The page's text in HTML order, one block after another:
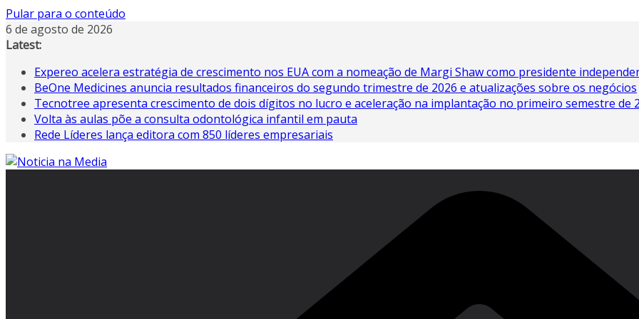
Pular para o conteúdo
6 de agosto de 2026
Latest:
Expereo acelera estratégia de crescimento nos EUA com a nomeação de Margi Shaw como presidente
BeOne Medicines anuncia resultados financeiros do segundo trimestre de 2026 e atualizações sobre os negócios
Tecnotree apresenta crescimento de dois dígitos no lucro e aceleração na implantação no primeiro semestre de
Volta às aulas põe a consulta odontológica infantil em pauta
Rede Líderes lança editora com 850 líderes empresariais